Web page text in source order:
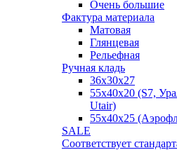
Очень большие
Фактура материала
Матовая
Глянцевая
Рельефная
Ручная кладь
36х30x27
55х40х20 (S7,
Utair)
55х40х25
SALE
Соответствует